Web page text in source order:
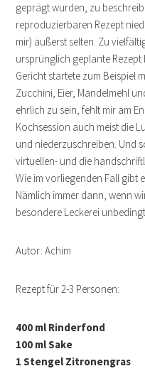
geprägt wurden, zu
reproduzierbaren Rezept
mir) äußerst selten. Zu
ursprünglich geplante Rezept
Gericht startete zum Beispiel
Zucchini, Eier, Mandelmehl
ehrlich zu sein, fehlt mir am
Kochsession auch meist die
und niederzuschreiben. Und
virtuellen- und die
Wie im vorliegenden Fall gibt
Nämlich immer dann, wenn
besondere Leckerei
Autor: Achim
Rezept für 2-3 Personen:
400 ml Rinderfond
100 ml Sake
1 Stengel Zitronengras